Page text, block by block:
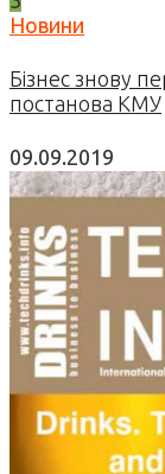
Новини
Бізнес знову
постанова КМУ
09.09.2019